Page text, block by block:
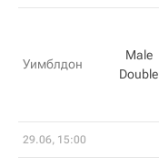
Уимблдон
Male
Double
29.06, 15:00